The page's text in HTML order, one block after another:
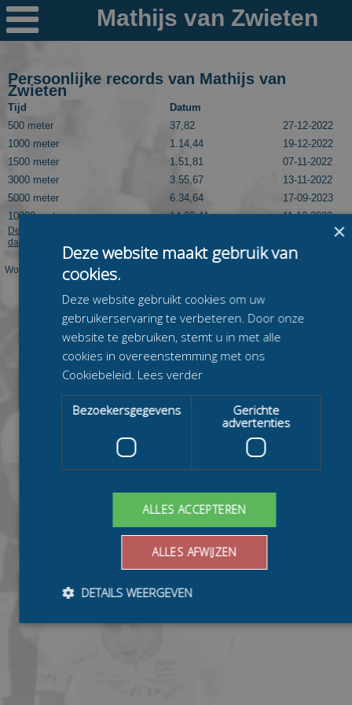

Nieuws
Ploegen
PR's
Schaatspeloton.nl
Persoonlijke records van Mathijs van
Zwieten
Tijd
Datum
500 meter
37,82
27-12-2022
1000 meter
1.14,44
19-12-2022
1500 meter
1.51,81
07-11-2022
3000 meter
3.55,67
13-11-2022
5000 meter
6.34,64
17-09-2023
10000 meter
14.22,41 11-12-2022
Deze informatie kan worden getoond dankzij Speedskatingresults.com. Kijk
daar voor meer langebaanuitslagen van Mathijs van Zwieten.
Worden op deze pagina niet de juiste PR's van deze rijder getoond? Laat dit dan
even weten via
×
Deze website maakt gebruik van
cookies.
Deze website gebruikt cookies om uw
gebruikerservaring te verbeteren. Door onze
website te gebruiken, stemt u in met alle
cookies in overeenstemming met ons
Cookiebeleid. Lees verder
Bezoekersgegevens
Gerichte
advertenties
ALLES ACCEPTEREN
ALLES AFWIJZEN
DETAILS WEERGEVEN